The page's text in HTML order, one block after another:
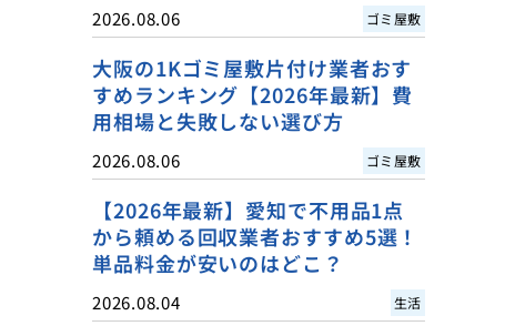
2026.08.06 ゴミ屋敷
大阪の1Kゴミ屋敷片付け業者おす
すめランキング【2026年最新】費
用相場と失敗しない選び方
2026.08.06 ゴミ屋敷
【2026年最新】愛知で不用品1点
から頼める回収業者おすすめ5選！
単品料金が安いのはどこ？
2026.08.04 生活